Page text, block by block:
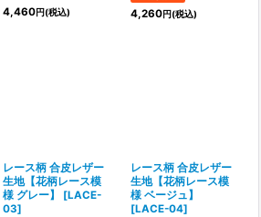
4,460円(税込) 4,260円(税込)
レース柄 合皮レザー
生地【花柄レース模
様 グレー】
[LACE-
03]
レース柄 合皮レザー
生地【花柄レース模
様 ベージュ】
[LACE-04]